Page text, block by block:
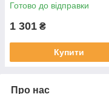
Готово до відправки
1 301 ₴
Купити
Про нас